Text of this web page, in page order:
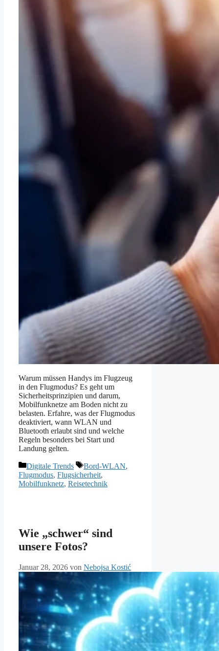
Warum müssen Handys im Flugzeug
in den Flugmodus? Es geht um
Sicherheitsprinzipien und darum,
Mobilfunknetze am Boden nicht zu
belasten. Erfahre, was der Flugmodus
deaktiviert, wann WLAN und
Bluetooth erlaubt sind und welche
Regeln besonders bei Start und
Landung gelten.
Kategorien
Digitale Trends Schlagwörter
Bord-WLAN,
Flugmodus, Flugsicherheit,
Mobilfunknetz, Reisetechnik
Wie „schwer“ sind
unsere Fotos?
Januar 28, 2026 von Nebojsa Kostić